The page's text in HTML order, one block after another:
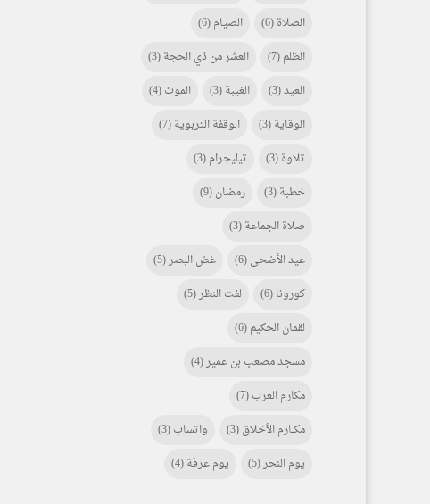
الصلاة(6) الصيام(6)
الظلم(7) العشر من ذي الحجة(3)
العيد(3) الغيبة(3) الموت(4)
الوقاية(3) الوقفة التربوية(7)
تلاوة(3) تيليجرام(3)
خطبة(3) رمضان(9)
صلاة الجماعة(3)
عيد الأضحى(6) غض البصر(5)
كورونا(6) لفت النظر(5)
لقمان الحكيم(6)
مسجد مصعب بن عمير(4)
مكارم العرب(7)
مكـــارم الأخلاق(3) واتساب(3)
يوم النحر(5) يوم عرفة(4)